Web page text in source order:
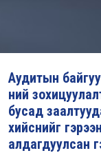
Аудитын
ний
бусад
хийснийг
алдагдуулсан